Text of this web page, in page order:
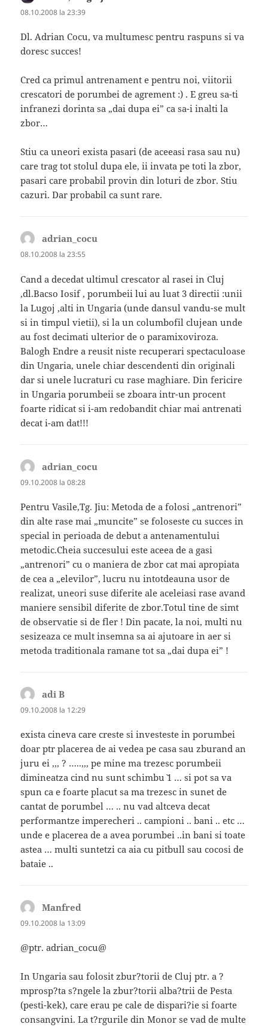
08.10.2008 la 23:39
Dl. Adrian Cocu, va multumesc pentru raspuns si va
doresc succes!
Cred ca primul antrenament e pentru noi, viitorii
crescatori de porumbei de agrement :) . E greu sa-ti
infranezi dorinta sa „dai dupa ei” ca sa-i inalti la
zbor…
Stiu ca uneori exista pasari (de aceeasi rasa sau nu)
care trag tot stolul dupa ele, ii invata pe toti la zbor,
pasari care probabil provin din loturi de zbor. Stiu
cazuri. Dar probabil ca sunt rare.
adrian_cocu
08.10.2008 la 23:55
Cand a decedat ultimul crescator al rasei in Cluj
,dl.Bacso Iosif , porumbeii lui au luat 3 directii :unii
la Lugoj ,alti in Ungaria (unde dansul vandu-se mult
si in timpul vietii), si la un columbofil clujean unde
au fost decimati ulterior de o paramixoviroza.
Balogh Endre a reusit niste recuperari spectaculoase
din Ungaria, unele chiar descendenti din originali
dar si unele lucraturi cu rase maghiare. Din fericire
in Ungaria porumbeii se zboara intr-un procent
foarte ridicat si i-am redobandit chiar mai antrenati
decat i-am dat!!!
adrian_cocu
09.10.2008 la 08:28
Pentru Vasile,Tg. Jiu: Metoda de a folosi „antrenori”
din alte rase mai „muncite” se foloseste cu succes in
special in perioada de debut a antenamentului
metodic.Cheia succesului este aceea de a gasi
„antrenori” cu o maniera de zbor cat mai apropiata
de cea a „elevilor”, lucru nu intotdeauna usor de
realizat, uneori suse diferite ale aceleiasi rase avand
maniere sensibil diferite de zbor.Totul tine de simt
de observatie si de fler ! Din pacate, la noi, multi nu
sesizeaza ce mult insemna sa ai ajutoare in aer si
metoda traditionala ramane tot sa „dai dupa ei” !
adi B
09.10.2008 la 12:29
exista cineva care creste si investeste in porumbei
doar ptr placerea de ai vedea pe casa sau zburand an
juru ei ,,, ? …..,,, pe mine ma trezesc porumbeii
dimineatza cind nu sunt schimbu` 1 … si pot sa va
spun ca e foarte placut sa ma trezesc in sunet de
cantat de porumbel … .. nu vad altceva decat
performantze imperecheri .. campioni .. bani .. etc …
unde e placerea de a avea porumbei ..in bani si toate
astea … multi suntetzi ca aia cu pitbull sau cocosi de
bataie ..
Manfred
09.10.2008 la 13:09
@ptr. adrian_cocu@
In Ungaria sau folosit zbur?torii de Cluj ptr. a ?
mprosp?ta s?ngele la zbur?torii alba?trii de Pesta
(pesti-kek), care erau pe cale de dispari?ie si foarte
consangvini. La t?rgurile din Monor se vad de multe